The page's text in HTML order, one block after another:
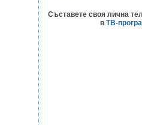
Съставете своя лична
в ТВ-